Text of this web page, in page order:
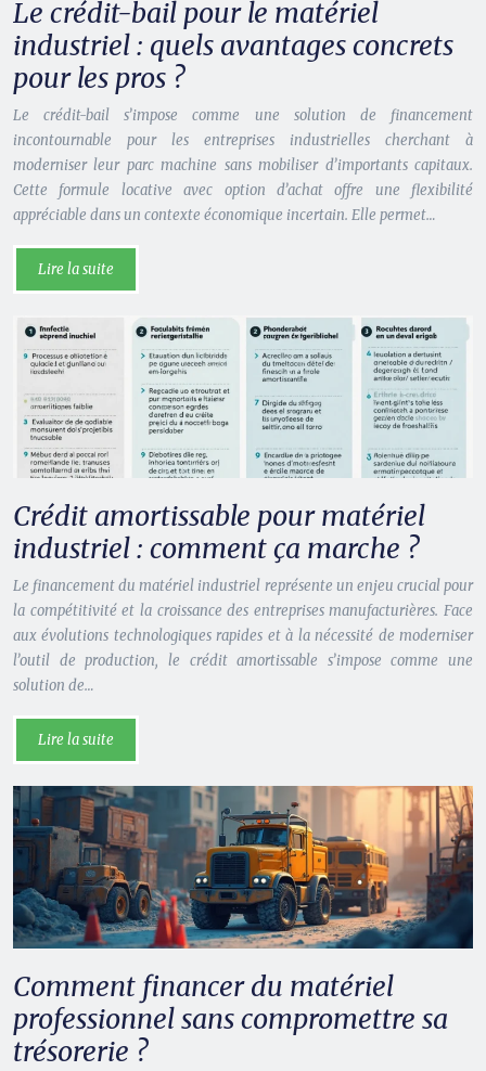
Le crédit-bail pour le matériel
industriel : quels avantages concrets
pour les pros ?
Le crédit-bail s’impose comme une solution de financement
incontournable pour les entreprises industrielles cherchant à
moderniser leur parc machine sans mobiliser d’importants capitaux.
Cette formule locative avec option d’achat offre une flexibilité
appréciable dans un contexte économique incertain. Elle permet…
Lire la suite
Crédit amortissable pour matériel
industriel : comment ça marche ?
Le financement du matériel industriel représente un enjeu crucial pour
la compétitivité et la croissance des entreprises manufacturières. Face
aux évolutions technologiques rapides et à la nécessité de moderniser
l’outil de production, le crédit amortissable s’impose comme une
solution de…
Lire la suite
Comment financer du matériel
professionnel sans compromettre sa
trésorerie ?